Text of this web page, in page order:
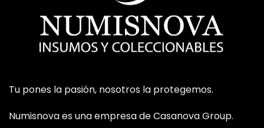
Tu pones la pasión, nosotros la protegemos.
Numisnova es una empresa de Casanova Group.